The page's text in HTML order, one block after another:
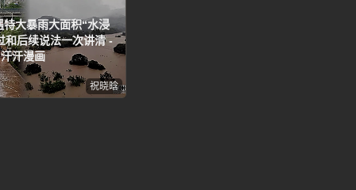
特大暴雨大面积“水浸
和后续说法一次讲清 -
汗汗漫画
祝晓晗